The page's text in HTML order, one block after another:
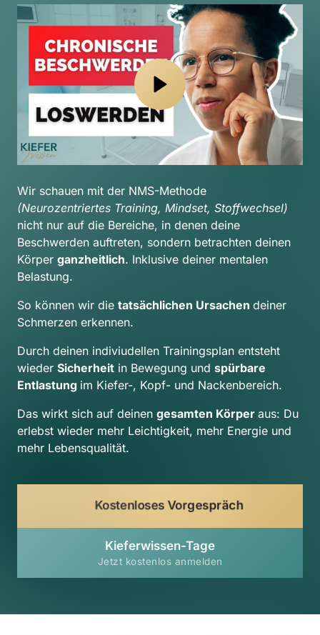
nicht nur auf die Bereiche, in denen deine
Beschwerden auftreten, sondern betrachten deinen
Körper ganzheitlich. Inklusive deiner mentalen
Belastung.
So können wir die tatsächlichen Ursachen deiner
Schmerzen erkennen.
Durch deinen indiviudellen Trainingsplan entsteht
wieder Sicherheit in Bewegung und spürbare
Entlastung im Kiefer-, Kopf- und Nackenbereich.
Das wirkt sich auf deinen gesamten Körper aus: Du
erlebst wieder mehr Leichtigkeit, mehr Energie und
mehr Lebensqualität.
Kostenloses Vorgespräch
Kieferwissen-Tage
Jetzt kostenlos anmelden